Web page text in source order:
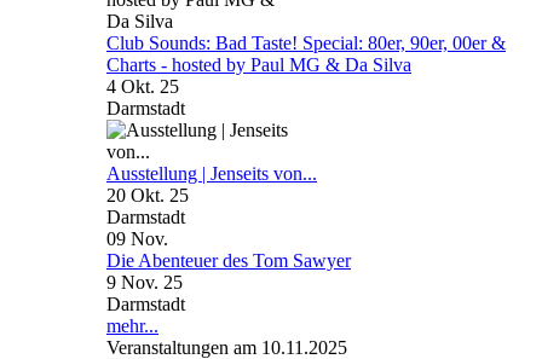
Club Sounds: Bad Taste! Special: 80er, 90er, 00er &
Charts - hosted by Paul MG & Da Silva
4 Okt. 25
Darmstadt
Ausstellung | Jenseits von...
20 Okt. 25
Darmstadt
09 Nov.
Die Abenteuer des Tom Sawyer
9 Nov. 25
Darmstadt
mehr...
Veranstaltungen am 10.11.2025